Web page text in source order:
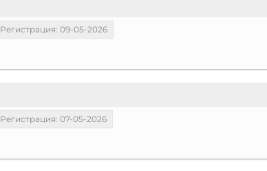
Регистрация: 09-05-2026
Регистрация: 07-05-2026